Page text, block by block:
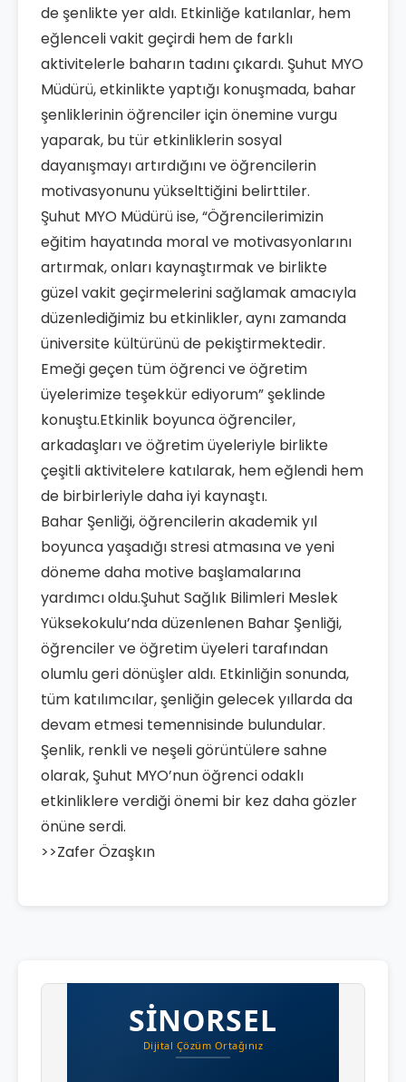
de şenlikte yer aldı. Etkinliğe katılanlar, hem
eğlenceli vakit geçirdi hem de farklı
aktivitelerle baharın tadını çıkardı. Şuhut MYO
Müdürü, etkinlikte yaptığı konuşmada, bahar
şenliklerinin öğrenciler için önemine vurgu
yaparak, bu tür etkinliklerin sosyal
dayanışmayı artırdığını ve öğrencilerin
motivasyonunu yükselttiğini belirttiler.
Şuhut MYO Müdürü ise, “Öğrencilerimizin
eğitim hayatında moral ve motivasyonlarını
artırmak, onları kaynaştırmak ve birlikte
güzel vakit geçirmelerini sağlamak amacıyla
düzenlediğimiz bu etkinlikler, aynı zamanda
üniversite kültürünü de pekiştirmektedir.
Emeği geçen tüm öğrenci ve öğretim
üyelerimize teşekkür ediyorum” şeklinde
konuştu.Etkinlik boyunca öğrenciler,
arkadaşları ve öğretim üyeleriyle birlikte
çeşitli aktivitelere katılarak, hem eğlendi hem
de birbirleriyle daha iyi kaynaştı.
Bahar Şenliği, öğrencilerin akademik yıl
boyunca yaşadığı stresi atmasına ve yeni
döneme daha motive başlamalarına
yardımcı oldu.Şuhut Sağlık Bilimleri Meslek
Yüksekokulu’nda düzenlenen Bahar Şenliği,
öğrenciler ve öğretim üyeleri tarafından
olumlu geri dönüşler aldı. Etkinliğin sonunda,
tüm katılımcılar, şenliğin gelecek yıllarda da
devam etmesi temennisinde bulundular.
Şenlik, renkli ve neşeli görüntülere sahne
olarak, Şuhut MYO’nun öğrenci odaklı
etkinliklere verdiği önemi bir kez daha gözler
önüne serdi.
>>Zafer Özaşkın